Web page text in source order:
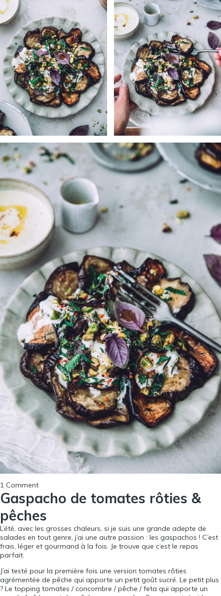
1 Comment
Gaspacho de tomates rôties &
pêches
L’été, avec les grosses chaleurs, si je suis une grande adepte de
salades en tout genre, j’ai une autre passion : les gaspachos ! C’est
frais, léger et gourmand à la fois. Je trouve que c’est le repas
parfait.
J’ai testé pour la première fois une version tomates rôties
agrémentée de pêche qui apporte un petit goût sucré. Le petit plus
? Le topping tomates / concombre / pêche / feta qui apporte un